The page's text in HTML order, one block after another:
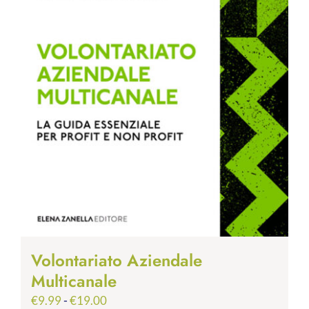
Volontariato Aziendale
Multicanale
€9.99-€19.00Fascia